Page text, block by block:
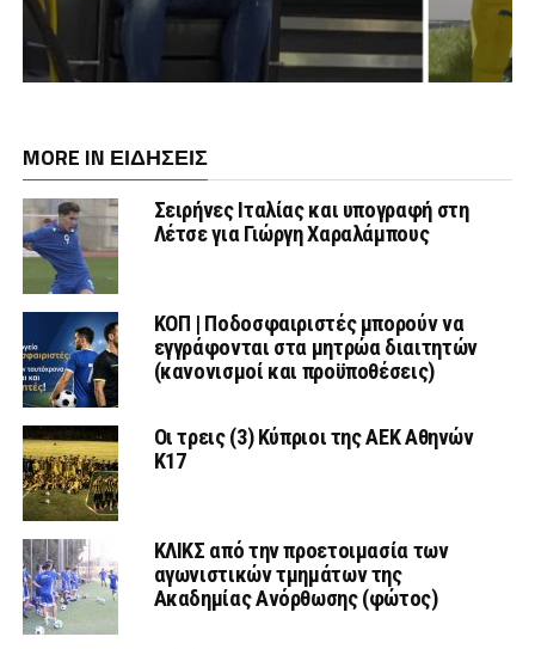
MORE IN ΕΙΔΗΣΕΙΣ
Σειρήνες Ιταλίας και υπογραφή στη
Λέτσε για Γιώργη Χαραλάμπους
ΚΟΠ | Ποδοσφαιριστές μπορούν να
εγγράφονται στα μητρώα διαιτητών
(κανονισμοί και προϋποθέσεις)
Οι τρεις (3) Κύπριοι της ΑΕΚ Αθηνών
Κ17
ΚΛΙΚΣ από την προετοιμασία των
αγωνιστικών τμημάτων της
Ακαδημίας Ανόρθωσης (φώτος)